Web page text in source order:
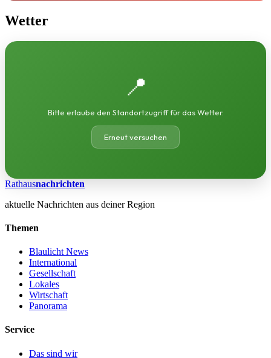
Wetter
📍
Bitte erlaube den Standortzugriff für das Wetter.
Erneut versuchen
Rathausnachrichten
aktuelle Nachrichten aus deiner Region
Themen
Blaulicht News
International
Gesellschaft
Lokales
Wirtschaft
Panorama
Service
Das sind wir